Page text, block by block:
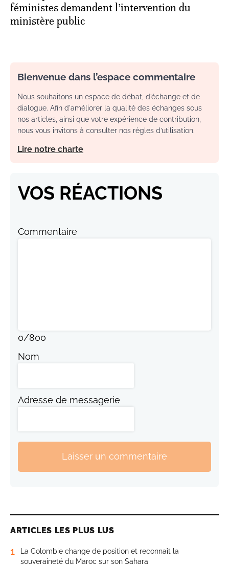
féministes demandent l’intervention du
ministère public
Bienvenue dans l’espace commentaire
Nous souhaitons un espace de débat, d’échange et de
dialogue. Afin d'améliorer la qualité des échanges sous
nos articles, ainsi que votre expérience de contribution,
nous vous invitons à consulter nos règles d’utilisation.
Lire notre charte
VOS RÉACTIONS
Commentaire
0/800
Nom
Adresse de messagerie
Laisser un commentaire
ARTICLES LES PLUS LUS
1
La Colombie change de position et reconnaît la
souveraineté du Maroc sur son Sahara